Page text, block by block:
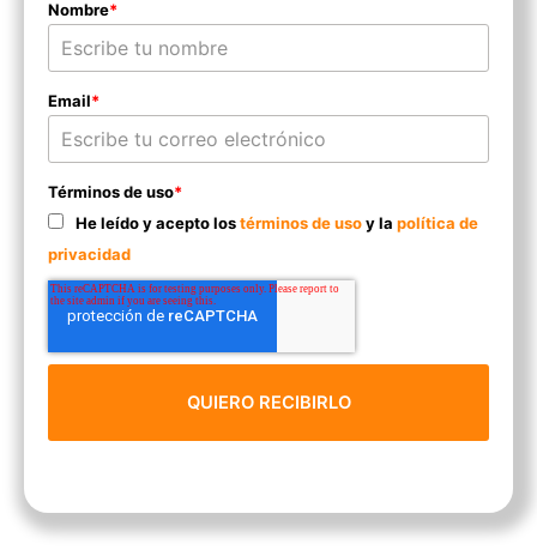
Nombre*
Email*
Términos de uso*
He leído y acepto lostérminos de usoy la política de
privacidad